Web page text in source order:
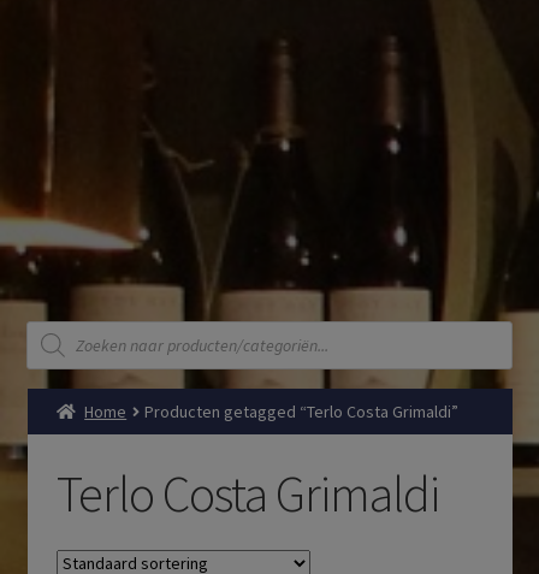
Producten
zoeken
Home Producten getagged “Terlo Costa Grimaldi”
Terlo Costa Grimaldi